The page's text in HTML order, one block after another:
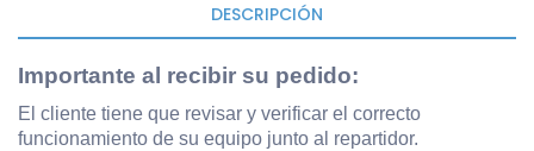
DESCRIPCIÓN
Importante al recibir su pedido:
El cliente tiene que revisar y verificar el correcto
funcionamiento de su equipo junto al repartidor.